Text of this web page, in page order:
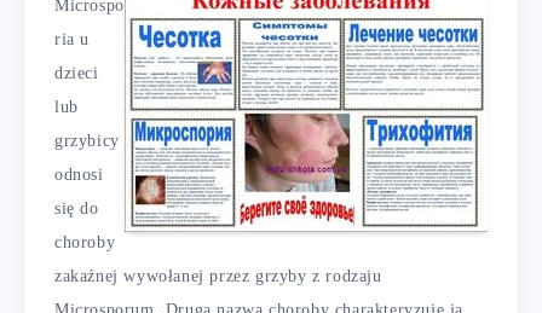
Microspo
ria u
dzieci
lub
grzybicy
odnosi
się do
choroby
zakaźnej wywołanej przez grzyby z rodzaju